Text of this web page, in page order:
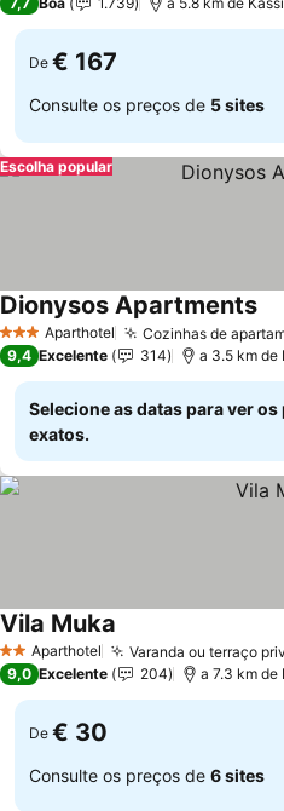
De € 167
Consulte os preços de 5 sites
Escolha popular
3 EstrelasAparthotel Cozinhas de
Dionysos Apartments
9,4 Excelente 314 a 3.5 km de
Selecione as datas para ver
exatos.
2 EstrelasAparthotel Varanda ou terraço
Vila Muka
9,0 Excelente 204 a 7.3 km de
De € 30
Consulte os preços de 6 sites